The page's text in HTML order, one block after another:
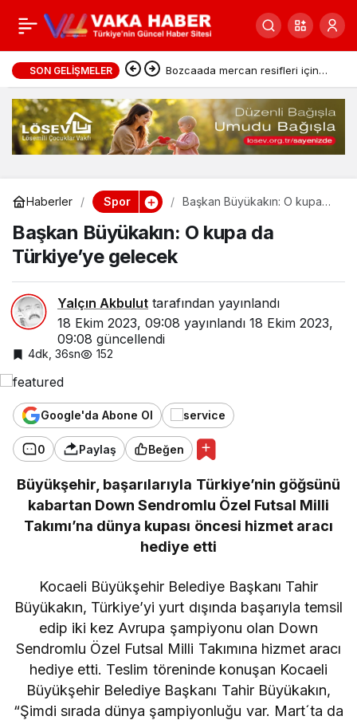
SON GELIŞMELER Bozcaada mercan resifleri için
koruma seferberliği
Haberler Spor
Başkan Büyükakın: O kupa
Başkan Büyükakın: O kupa da
Türkiye’ye gelecek
Yalçın Akbulut tarafından yayınlandı
18 Ekim 2023, 09:08 yayınlandı 18 Ekim 2023,
09:08 güncellendi
4dk, 36sn 152
Google'da Abone Ol
0 Paylaş Beğen
Büyükşehir, başarılarıyla Türkiye’nin göğsünü
kabartan Down Sendromlu Özel Futsal Milli
Takımı’na dünya kupası öncesi hizmet aracı
hediye etti
Kocaeli Büyükşehir Belediye Başkanı Tahir
Büyükakın, Türkiye’yi yurt dışında başarıyla temsil
edip iki kez Avrupa şampiyonu olan Down
Sendromlu Özel Futsal Milli Takımına hizmet aracı
hediye etti. Teslim töreninde konuşan Kocaeli
Büyükşehir Belediye Başkanı Tahir Büyükakın,
“Şimdi sırada dünya şampiyonluğu var. Mart´ta da
Su altında dünya
şampiyonu
Eskişehir’den
0 Paylaş